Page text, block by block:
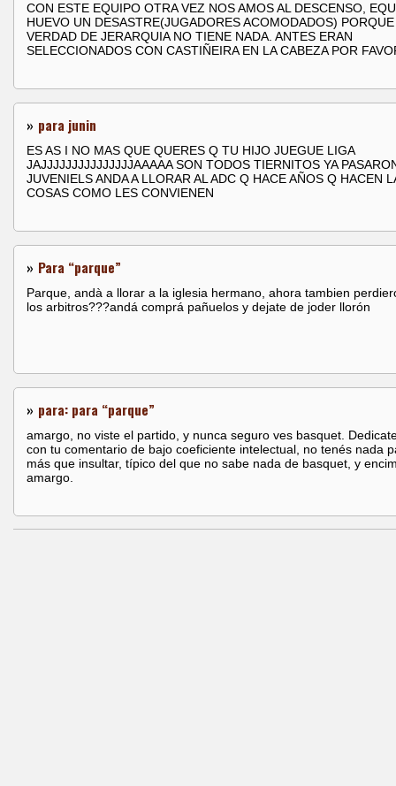
CON ESTE EQUIPO OTRA VEZ NOS AMOS AL DESCENSO,
HUEVO UN DESASTRE(JUGADORES ACOMODADOS)
VERDAD DE JERARQUIA NO TIENE NADA. ANTES ERAN
SELECCIONADOS CON CASTIÑEIRA EN LA CABEZA POR
» para junin
ES AS I NO MAS QUE QUERES Q TU HIJO JUEGUE LIGA
JAJJJJJJJJJJJJJJJAAAAA SON TODOS TIERNITOS YA
JUVENIELS ANDA A LLORAR AL ADC Q HACE AÑOS Q HACEN
COSAS COMO LES CONVIENEN
» Para “parque”
Parque, andà a llorar a la iglesia hermano, ahora tambien
los arbitros???andá comprá pañuelos y dejate de joder llorón
» para: para “parque”
amargo, no viste el partido, y nunca seguro ves basquet.
con tu comentario de bajo coeficiente intelectual, no tenés nada
más que insultar, típico del que no sabe nada de basquet, y
amargo.